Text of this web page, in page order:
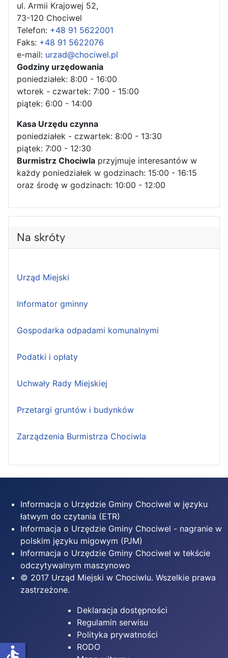
ul. Armii Krajowej 52,
73-120 Chociwel
Telefon: +48 91 5622001
Faks: +48 91 5622076
e-mail: urzad@chociwel.pl
Godziny urzędowania
poniedziałek: 8:00 - 16:00
wtorek - czwartek: 7:00 - 15:00
piątek: 6:00 - 14:00
Kasa Urzędu czynna
poniedziałek - czwartek: 8:00 - 13:30
piątek: 7:00 - 12:30
Burmistrz Chociwla przyjmuje interesantów w
każdy poniedziałek w godzinach: 15:00 - 16:15
oraz środę w godzinach: 10:00 - 12:00
Na skróty
Urząd Miejski
Informator gminny
Gospodarka odpadami komunalnymi
Podatki i opłaty
Uchwały Rady Miejskiej
Przetargi gruntów i budynków
Zarządzenia Burmistrza Chociwla
Informacja o Urzędzie Gminy Chociwel w języku
łatwym do czytania (ETR)
Informacja o Urzędzie Gminy Chociwel - nagranie w
polskim języku migowym (PJM)
Informacja o Urzędzie Gminy Chociwel w tekście
odczytywalnym maszynowo
© 2017 Urząd Miejski w Chociwlu. Wszelkie prawa
zastrzeżone.
Deklaracja dostępności
Regulamin serwisu
Polityka prywatności
RODO
accessible